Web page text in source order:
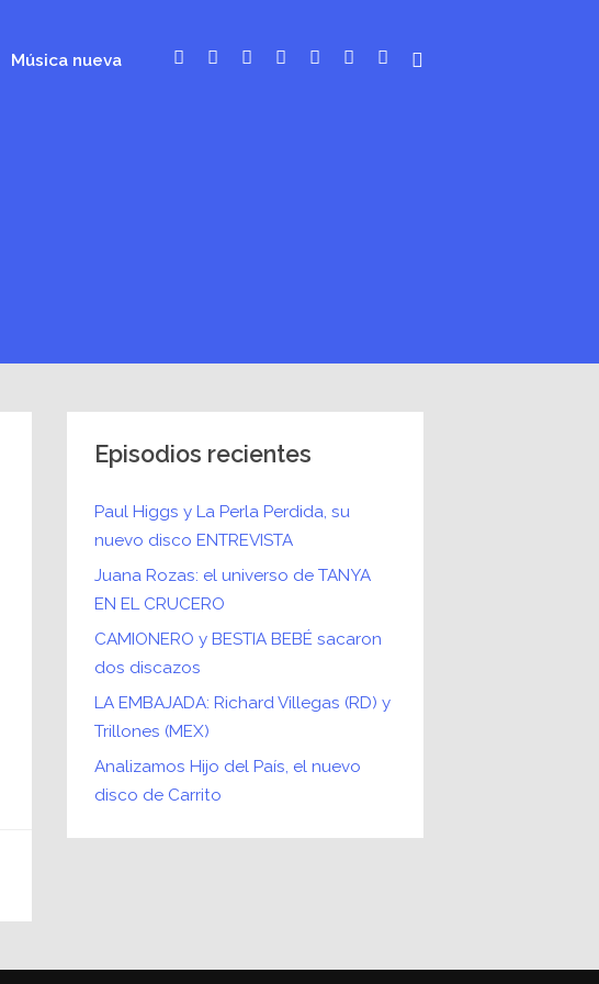
Música nueva
Episodios recientes
Paul Higgs y La Perla Perdida, su
nuevo disco ENTREVISTA
Juana Rozas: el universo de TANYA
EN EL CRUCERO
CAMIONERO y BESTIA BEBÉ sacaron
dos discazos
LA EMBAJADA: Richard Villegas (RD) y
Trillones (MEX)
Analizamos Hijo del País, el nuevo
disco de Carrito